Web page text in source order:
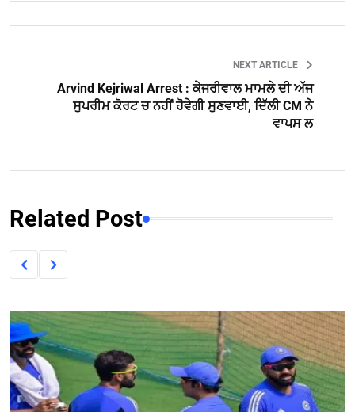
NEXT ARTICLE
Arvind Kejriwal Arrest : ਕੇਜਰੀਵਾਲ ਮਾਮਲੇ ਦੀ ਅੱਜ
ਸੁਪਰੀਮ ਕੋਰਟ ਚ ਨਹੀਂ ਹੋਵੇਗੀ ਸੁਣਵਾਈ, ਦਿੱਲੀ CM ਨੇ
ਵਾਪਸ ਲ
Related Post